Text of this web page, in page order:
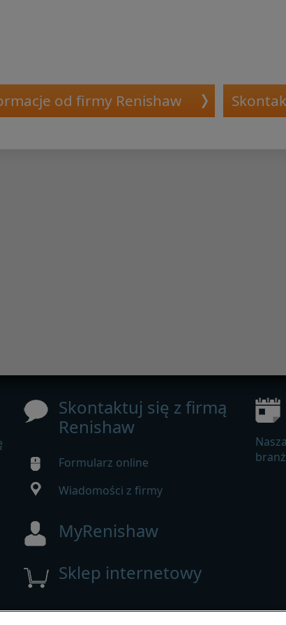
od firmy Renishaw
Skontaktuj się z firmą
Renishaw
Formularz online
Wiadomości z firmy
MyRenishaw
Sklep internetowy